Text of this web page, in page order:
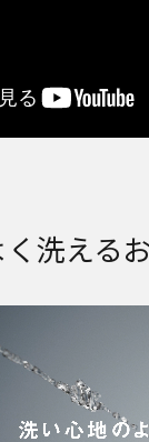
洗える